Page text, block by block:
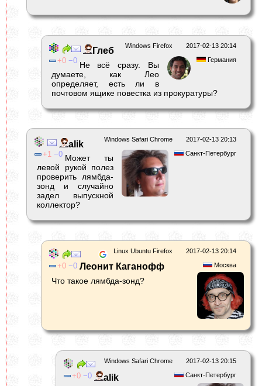
2017-02-13 20:14
Windows Firefox
Германия
0 0
Глеб
Не всё сразу. Вы
думаете, как Лео
определяет, есть ли в
почтовом ящике повестка из прокуратуры?
2017-02-13 20:13
Windows Safari Chrome
Санкт-Петербург
1 0
alik
Может ты
левой рукой полез
проверить лямбда-
зонд и случайно
задел выпускной
коллектор?
2017-02-13 20:14
Linux Ubuntu Firefox
Москва
0 0 Леонит Каганофф
Что такое лямбда-зонд?
2017-02-13 20:15
Windows Safari Chrome
Санкт-Петербург
0 0 alik